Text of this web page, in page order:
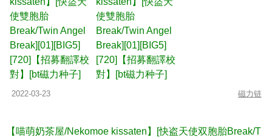
2022-03-23 磁力链
【喵萌奶茶屋/Nekomoe kissaten】[快盗天使双胞胎Break/T